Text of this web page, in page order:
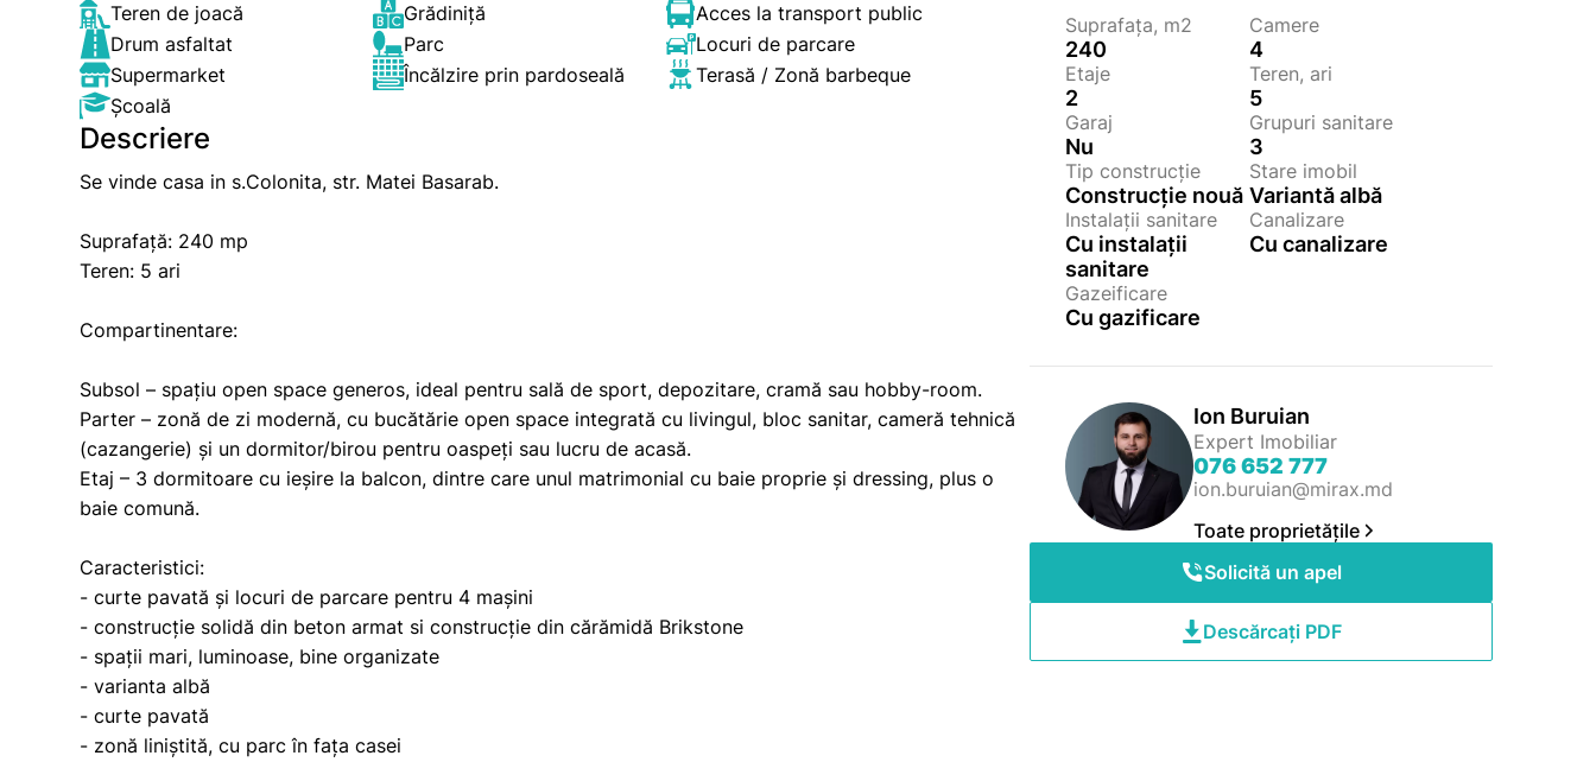
Teren de joacă
Grădiniță
Acces la transport public
Drum asfaltat
Parc
Locuri de parcare
Supermarket
Încălzire prin pardoseală
Terasă / Zonă barbeque
Școală
Descriere
Se vinde casa in s.Colonita, str. Matei Basarab.
Suprafață: 240 mp
Teren: 5 ari
Compartinentare:
Subsol – spațiu open space generos, ideal pentru sală de sport, depozitare, cramă sau hobby-room.
Parter – zonă de zi modernă, cu bucătărie open space integrată cu livingul, bloc sanitar, cameră tehnică
(cazangerie) și un dormitor/birou pentru oaspeți sau lucru de acasă.
Etaj – 3 dormitoare cu ieșire la balcon, dintre care unul matrimonial cu baie proprie și dressing, plus o
baie comună.
Caracteristici:
- curte pavată și locuri de parcare pentru 4 mașini
- construcție solidă din beton armat si construcție din cărămidă Brikstone
- spații mari, luminoase, bine organizate
- varianta albă
- curte pavată
- zonă liniștită, cu parc în fața casei
Suprafața, m2
240
Camere
4
Etaje
2
Teren, ari
5
Garaj
Nu
Grupuri sanitare
3
Tip construcție
Construcție nouă
Stare imobil
Variantă albă
Instalații sanitare
Cu instalații
sanitare
Canalizare
Cu canalizare
Gazeificare
Cu gazificare
Ion Buruian
Expert Imobiliar
076 652 777
ion.buruian@mirax.md
Toate proprietățile
Solicită un apel
Descărcați PDF